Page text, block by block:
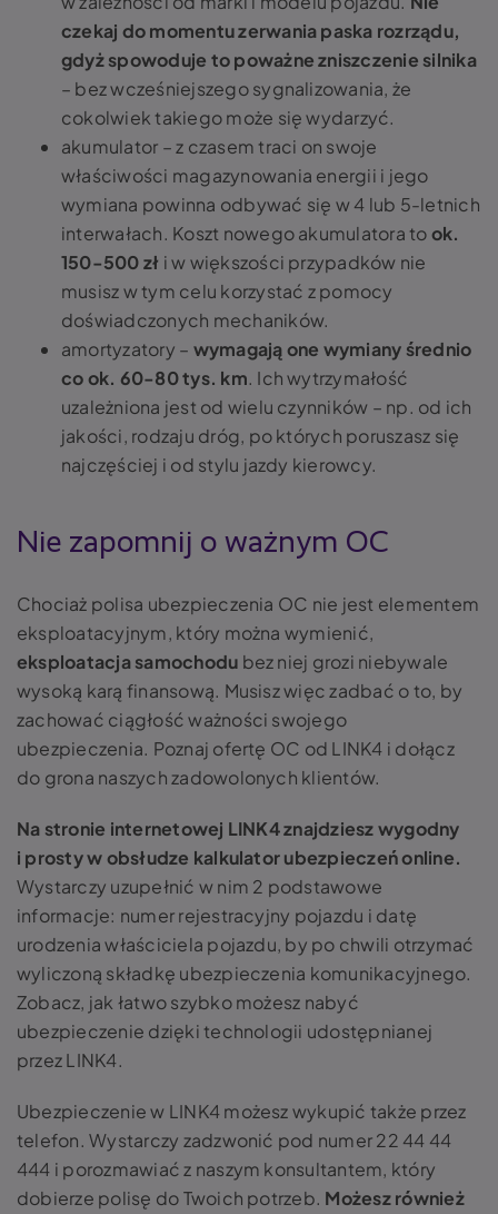
czekaj do momentu zerwania paska rozrządu,
gdyż spowoduje to poważne zniszczenie silnika
– bez wcześniejszego sygnalizowania, że
cokolwiek takiego może się wydarzyć.
akumulator – z czasem traci on swoje
właściwości magazynowania energii i jego
wymiana powinna odbywać się w 4 lub 5-letnich
interwałach. Koszt nowego akumulatora took.
150-500 zł i w większości przypadków nie
musisz w tym celu korzystać z pomocy
doświadczonych mechaników.
amortyzatory – wymagają one wymiany średnio
co ok. 60-80 tys. km. Ich wytrzymałość
uzależniona jest od wielu czynników – np. od ich
jakości, rodzaju dróg, po których poruszasz się
najczęściej i od stylu jazdy kierowcy.
Nie zapomnij o ważnym OC
Chociaż polisa ubezpieczenia OC nie jest elementem
eksploatacyjnym, który można wymienić,
eksploatacja samochodu bez niej grozi niebywale
wysoką karą finansową. Musisz więc zadbać o to, by
zachować ciągłość ważności swojego
ubezpieczenia. Poznaj ofertę OC od LINK4 i dołącz
do grona naszych zadowolonych klientów.
Na stronie internetowej LINK4 znajdziesz wygodny
i prosty w obsłudze kalkulator ubezpieczeń online.
Wystarczy uzupełnić w nim 2 podstawowe
informacje: numer rejestracyjny pojazdu i datę
urodzenia właściciela pojazdu, by po chwili otrzymać
wyliczoną składkę ubezpieczenia komunikacyjnego.
Zobacz, jak łatwo szybko możesz nabyć
ubezpieczenie dzięki technologii udostępnianej
przez LINK4.
Ubezpieczenie w LINK4 możesz wykupić także przez
telefon. Wystarczy zadzwonić pod numer 22 44 44
444 i porozmawiać z naszym konsultantem, który
dobierze polisę do Twoich potrzeb. Możesz również